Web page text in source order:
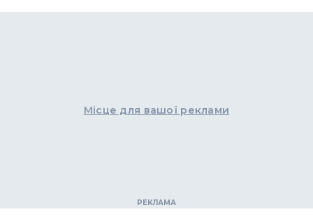
Місце для вашої реклами